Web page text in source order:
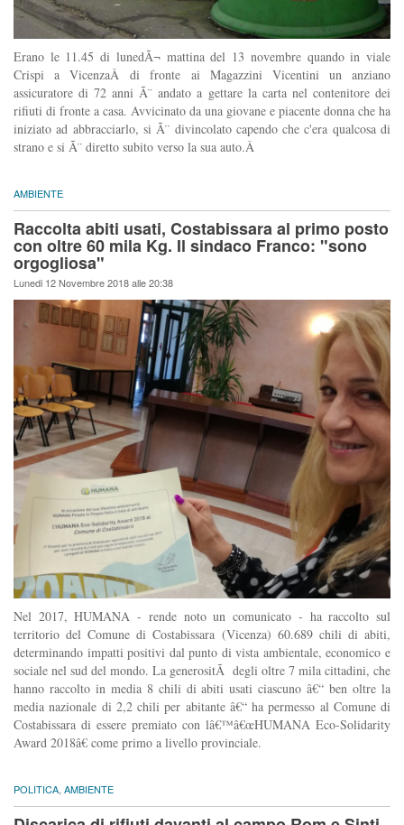
Erano le 11.45 di lunedÃ¬ mattina del 13 novembre quando in viale
Crispi a VicenzaÂ di fronte ai Magazzini Vicentini un anziano
assicuratore di 72 anni Ã¨ andato a gettare la carta nel contenitore dei
rifiuti di fronte a casa. Avvicinato da una giovane e piacente donna che ha
iniziato ad abbracciarlo, si Ã¨ divincolato capendo che c'era qualcosa di
strano e si Ã¨ diretto subito verso la sua auto.Â
AMBIENTE
Raccolta abiti usati, Costabissara al primo posto
con oltre 60 mila Kg. Il sindaco Franco: "sono
orgogliosa"
Lunedi 12 Novembre 2018 alle 20:38
Nel 2017, HUMANA - rende noto un comunicato - ha raccolto sul
territorio del Comune di Costabissara (Vicenza) 60.689 chili di abiti,
determinando impatti positivi dal punto di vista ambientale, economico e
sociale nel sud del mondo. La generositÃ degli oltre 7 mila cittadini, che
hanno raccolto in media 8 chili di abiti usati ciascuno â€“ ben oltre la
media nazionale di 2,2 chili per abitante â€“ ha permesso al Comune di
Costabissara di essere premiato con lâ€™â€œHUMANA Eco-Solidarity
Award 2018â€ come primo a livello provinciale.
POLITICA, AMBIENTE